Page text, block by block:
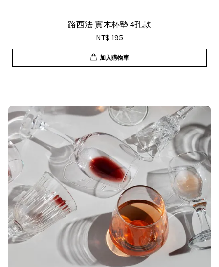
路西法 實木杯墊 4孔款
NT$ 195
加入購物車